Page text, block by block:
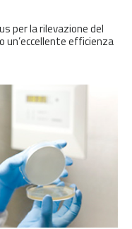
per la rilevazione del
un’eccellente efficienza